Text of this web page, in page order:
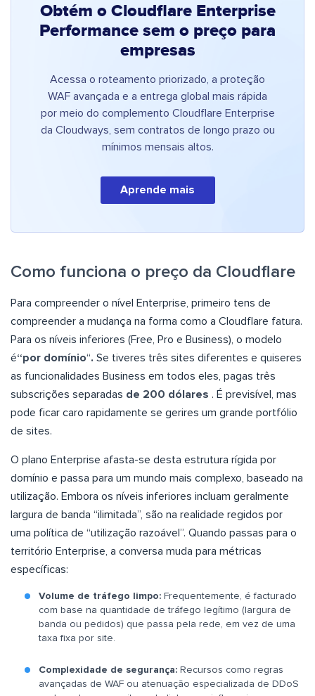
Obtém o Cloudflare Enterprise
Performance sem o preço para
empresas
Acessa o roteamento priorizado, a proteção
WAF avançada e a entrega global mais rápida
por meio do complemento Cloudflare Enterprise
da Cloudways, sem contratos de longo prazo ou
mínimos mensais altos.
Aprende mais
Como funciona o preço da Cloudflare
Para compreender o nível Enterprise, primeiro tens de
compreender a mudança na forma como a Cloudflare fatura.
Para os níveis inferiores (Free, Pro e Business), o modelo
é“por domínio“. Se tiveres três sites diferentes e quiseres
as funcionalidades Business em todos eles, pagas três
subscrições separadas de 200 dólares . É previsível, mas
pode ficar caro rapidamente se gerires um grande portfólio
de sites.
O plano Enterprise afasta-se desta estrutura rígida por
domínio e passa para um mundo mais complexo, baseado na
utilização. Embora os níveis inferiores incluam geralmente
largura de banda “ilimitada”, são na realidade regidos por
uma política de “utilização razoável”. Quando passas para o
território Enterprise, a conversa muda para métricas
específicas:
Volume de tráfego limpo: Frequentemente, é facturado
com base na quantidade de tráfego legítimo (largura de
banda ou pedidos) que passa pela rede, em vez de uma
taxa fixa por site.
Complexidade de segurança: Recursos como regras
avançadas de WAF ou atenuação especializada de DDoS